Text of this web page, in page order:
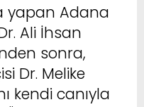
yapan Adana
Ali İhsan
sonra,
Dr. Melike
kendi canıyla